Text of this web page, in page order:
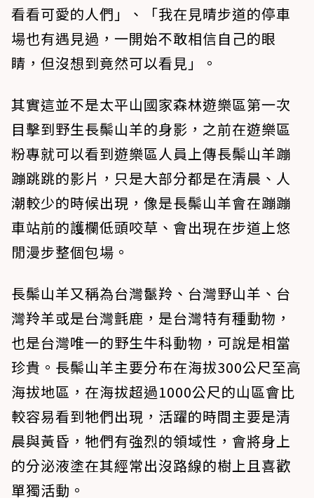
看看可愛的人們」、「我在見晴步道的停車
場也有遇見過，一開始不敢相信自己的眼
睛，但沒想到竟然可以看見」。
其實這並不是太平山國家森林遊樂區第一次
目擊到野生長鬃山羊的身影，之前在遊樂區
粉專就可以看到遊樂區人員上傳長鬃山羊蹦
蹦跳跳的影片，只是大部分都是在清晨、人
潮較少的時候出現，像是長鬃山羊會在蹦蹦
車站前的護欄低頭咬草、會出現在步道上悠
閒漫步整個包場。
長鬃山羊又稱為台灣鬣羚、台灣野山羊、台
灣羚羊或是台灣氈鹿，是台灣特有種動物，
也是台灣唯一的野生牛科動物，可說是相當
珍貴。長鬃山羊主要分布在海拔300公尺至高
海拔地區，在海拔超過1000公尺的山區會比
較容易看到牠們出現，活躍的時間主要是清
晨與黃昏，牠們有強烈的領域性，會將身上
的分泌液塗在其經常出沒路線的樹上且喜歡
單獨活動。